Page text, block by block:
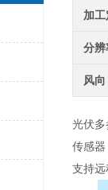
加工
分辨
风向
光伏
传感
支持远